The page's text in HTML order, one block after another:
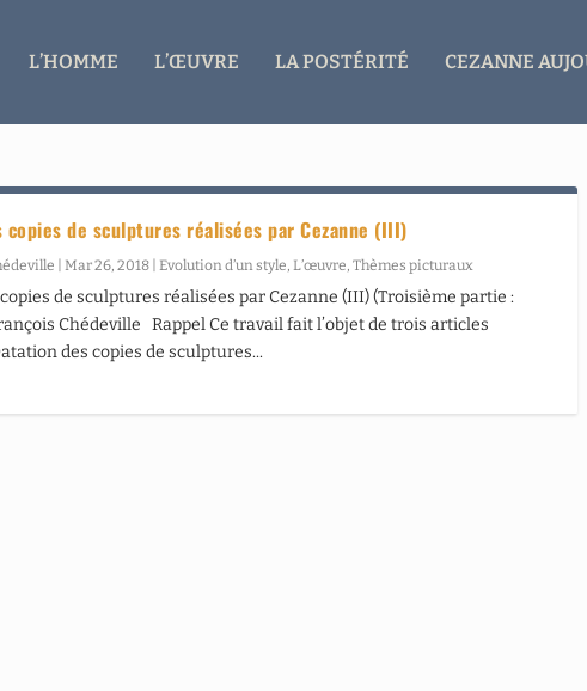
L’HOMME L’ŒUVRE LA POSTÉRITÉ CEZANNE
copies de sculptures réalisées par Cezanne (III)
|Mar 26, 2018 |Evolution d’un style,L’œuvre,Thèmes picturaux
de sculptures réalisées par Cezanne (III) (Troisième partie :
Chédeville Rappel Ce travail fait l’objet de trois articles
des copies de sculptures...